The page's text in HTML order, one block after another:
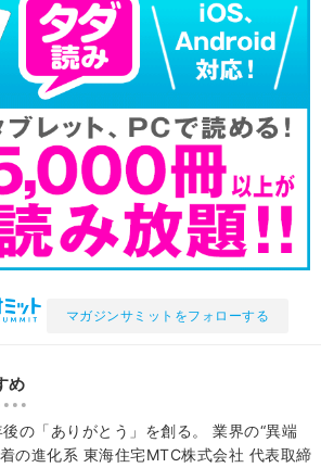
マガジンサミットをフォローする
め
の「ありがとう」を創る。 業界の“異端
の進化系 東海住宅MTC株式会社 代表取締